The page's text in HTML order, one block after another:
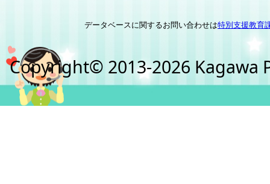
データベースに関するお問い合わせは特別支援教育
Copyright© 2013-2026 Kagawa